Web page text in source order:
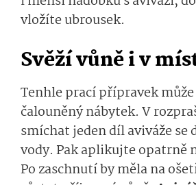
vložíte ubrousek.
Svěží vůně i v
Tenhle prací přípravek
čalouněný nábytek. V
smíchat jeden díl aviváže se
vody. Pak aplikujte opatrně
Po zaschnutí by měla na